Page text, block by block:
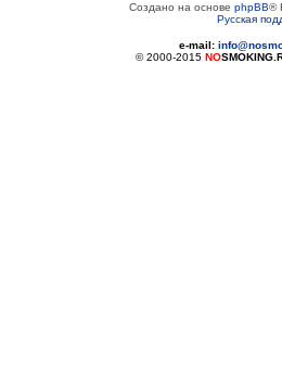
Создано на основе phpBB®
Русская
e-mail:
© 2000-2015 NO